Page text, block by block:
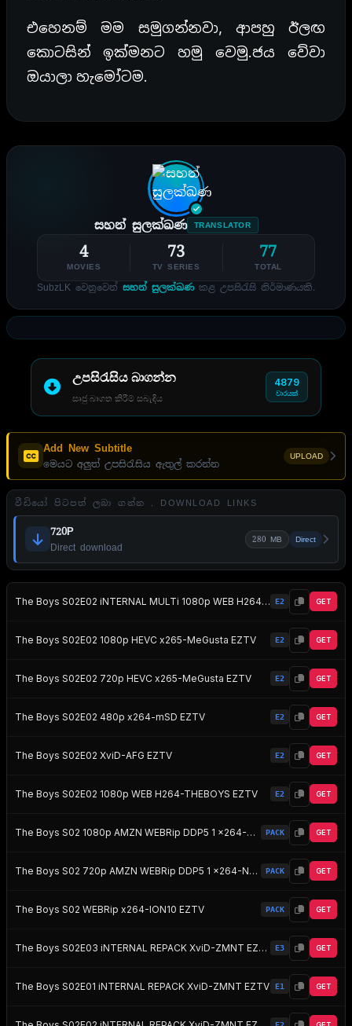
එහෙනම් මම සමුගන්නවා, ආපහු ඊලඟ
කොටසින් ඉක්මනට හමු වෙමු.ජය වේවා
ඔයාලා හැමෝටම.
සහන් සුලක්ඛණ TRANSLATOR
4
MOVIES
73
TV SERIES
77
TOTAL
SubzLK වෙනුවෙන් සහන් සුලක්ඛණකළ උපසිරැසි නිර්මාණයකි.
උපසිරැසිය බාගන්න
සෘජු බාගත කිරීම් සබැඳිය
4879
වාරයක්
Add New Subtitle
මෙයට අලුත් උපසිරැසිය ඇතුල් කරන්න
UPLOAD
වීඩියෝ පිටපත් ලබා ගන්න . DOWNLOAD LINKS
720P
Direct download
280 MB Direct
The Boys S02E02 iNTERNAL MULTi 1080p WEB H264-PRiNTER EZTV E2 GET
The Boys S02E02 1080p HEVC x265-MeGusta EZTV E2 GET
The Boys S02E02 720p HEVC x265-MeGusta EZTV E2 GET
The Boys S02E02 480p x264-mSD EZTV E2 GET
The Boys S02E02 XviD-AFG EZTV E2 GET
The Boys S02E02 1080p WEB H264-THEBOYS EZTV E2 GET
The Boys S02 1080p AMZN WEBRip DDP5 1 x264-NTb EZTV PACK GET
The Boys S02 720p AMZN WEBRip DDP5 1 x264-NTb EZTV PACK GET
The Boys S02 WEBRip x264-ION10 EZTV PACK GET
The Boys S02E03 iNTERNAL REPACK XviD-ZMNT EZTV E3 GET
The Boys S02E01 iNTERNAL REPACK XviD-ZMNT EZTV E1 GET